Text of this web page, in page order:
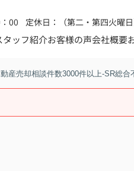
00 定休日：（第二・第四火曜
タッフ紹介お客様の声会社概要
産売却相談件数3000件以上-SR総合